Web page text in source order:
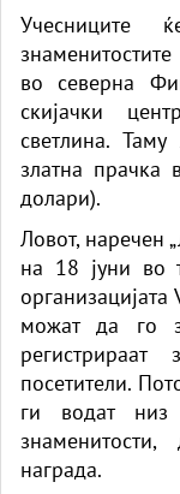
Учесниците
во северна
скијачки
светлина.
златна прачка
долари).
Ловот, наречен
на 18 јуни во
можат да го
посетители.
ги водат низ
награда.